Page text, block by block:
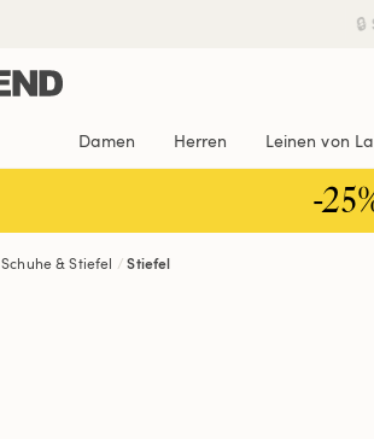
Damen Herren Leinen von
-
Schuhe & Stiefel Stiefel